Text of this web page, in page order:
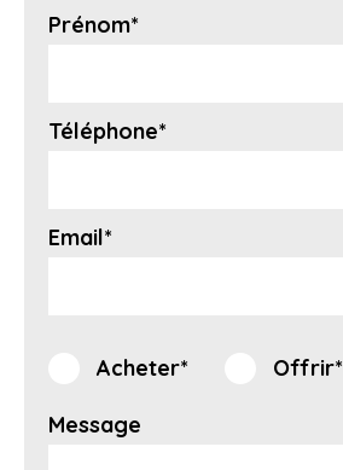
Prénom*
Téléphone*
Email*
Acheter* Offrir*
Message